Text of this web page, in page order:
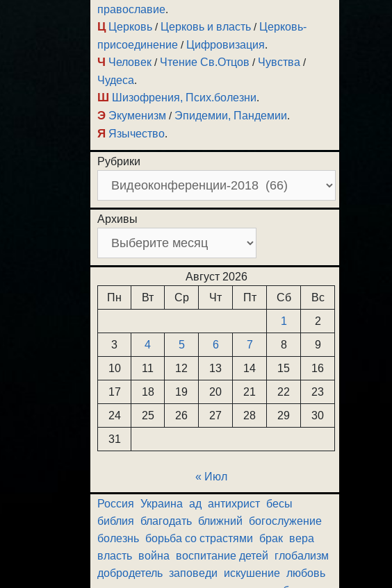
православие.
Ц Церковь / Церковь и власть / Церковь-
присоединение / Цифровизация.
Ч Человек / Чтение Св.Отцов / Чувства /
Чудеса.
Ш Шизофрения, Псих.болезни.
Э Экуменизм / Эпидемии, Пандемии.
Я Язычество.
Рубрики
Архивы
Август 2026
Пн
Вт Ср Чт Пт Сб
Вс
1
2
3
4 5 6 7 8
9
10
11 12 13 14 15
16
17
18 19 20 21 22
23
24
25 26 27 28 29
30
31
« Июл
Россия Украина ад антихрист бесы
библия
благодать ближний
богослужение
болезнь борьба со страстями брак вера
власть война воспитание детей
глобализм
добродетель заповеди искушение любовь